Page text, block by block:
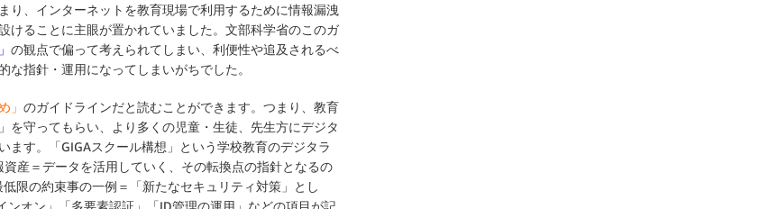
り、インターネットを教育現場で利用するために情報漏洩
けることに主眼が置かれていました。文部科学省のこのガ
の観点で偏って考えられてしまい、利便性や追及されるべ
指針・運用になってしまいがちでした。
」 のガイドラインだと読むことができます。つまり、教育
守ってもらい、より多くの児童・生徒、先生方にデジタ
す。「GIGAスクール構想」という学校教育のデジタラ
産＝データを活用していく、その転換点の指針となるの
限の約束事の一例＝「新たなセキュリティ対策」とし
ンオン」「多要素認証」「ID管理の運用」などの項目が記